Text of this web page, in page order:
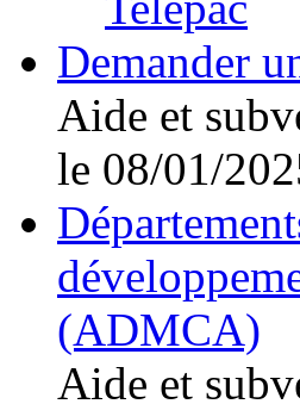
Demander
Aide et
le 08/01/
(ADMCA)
Aide et